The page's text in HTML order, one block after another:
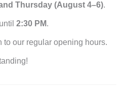
Thursday (August 4–6).
2:30 PM.
to our regular opening hours.